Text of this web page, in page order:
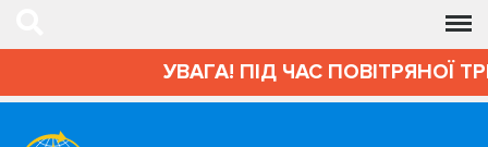
УВАГА! ПІД ЧАС ПОВІТРЯНОЇ